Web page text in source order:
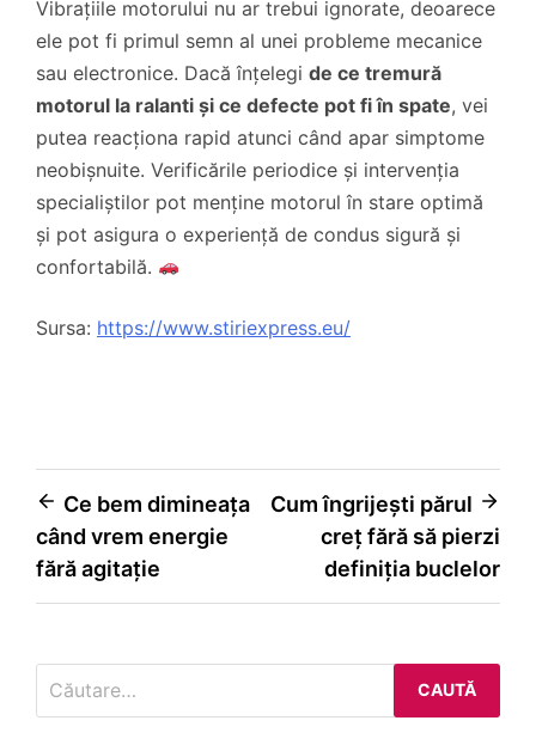
Vibrațiile motorului nu ar trebui ignorate, deoarece
ele pot fi primul semn al unei probleme mecanice
sau electronice. Dacă înțelegi de ce tremură
motorul la ralanti și ce defecte pot fi în spate, vei
putea reacționa rapid atunci când apar simptome
neobișnuite. Verificările periodice și intervenția
specialiștilor pot menține motorul în stare optimă
și pot asigura o experiență de condus sigură și
confortabilă.
Sursa: https://www.stiriexpress.eu/
Navigare
în
articole
Ce bem dimineața
când vrem energie
fără agitație
Cum îngrijești părul
creț fără să pierzi
definiția buclelor
după: